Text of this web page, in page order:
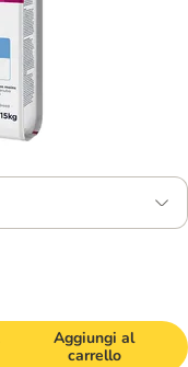
Aggiungi al
carrello